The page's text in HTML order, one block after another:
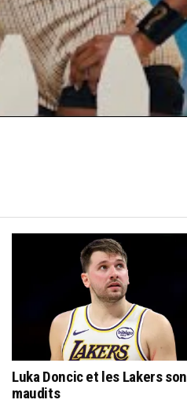
Luka Doncic et les Lakers
maudits